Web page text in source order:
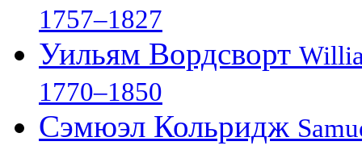
1757–1827
Уильям Вордсворт
1770–1850
Сэмюэл Кольридж